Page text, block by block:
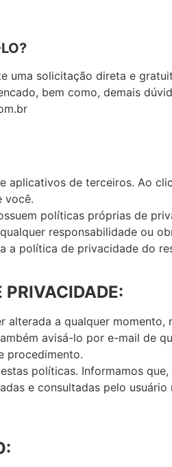
uma solicitação direta e
bem como, demais
aplicativos de terceiros. Ao
você.
políticas próprias de
responsabilidade ou
a política de privacidade do
PRIVACIDADE:
a qualquer momento,
avisá-lo por e-mail de
procedimento.
políticas. Informamos
e consultadas pelo